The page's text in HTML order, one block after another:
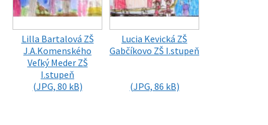
Lilla Bartalová ZŠ
J.A.Komenského
Veľký Meder ZŠ
I.stupeň
(JPG, 80 kB)
Lucia Kevická ZŠ
Gabčíkovo ZŠ I.stupeň
(JPG, 86 kB)